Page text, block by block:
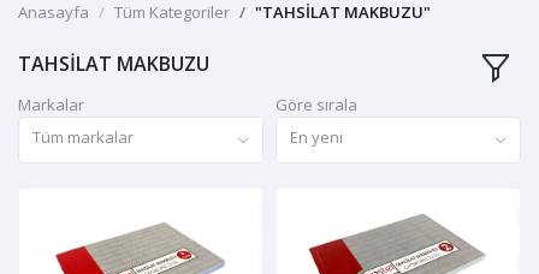
Anasayfa Tüm Kategoriler "TAHSİLAT MAKBUZU"
TAHSİLAT MAKBUZU
Markalar
Tüm markalar
Göre sırala
En yeni